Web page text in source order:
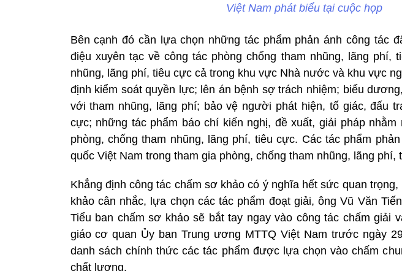
Việt Nam phát biểu tại cuộc họp
Bên cạnh đó cần lựa chọn những tác phẩm phản ánh công tác
điệu xuyên tạc về công tác phòng chống tham nhũng, lãng phí,
nhũng, lãng phí, tiêu cực cả trong khu vực Nhà nước và khu vực
định kiểm soát quyền lực; lên án bệnh sợ trách nhiệm; biểu
với tham nhũng, lãng phí; bảo vệ người phát hiện, tố giác, đấu
cực; những tác phẩm báo chí kiến nghị, đề xuất, giải pháp nhằm
phòng, chống tham nhũng, lãng phí, tiêu cực. Các tác phẩm
quốc Việt Nam trong tham gia phòng, chống tham nhũng, lãng phí,
Khẳng định công tác chấm sơ khảo có ý nghĩa hết sức quan
khảo cân nhắc, lựa chọn các tác phẩm đoạt giải, ông Vũ Văn
Tiểu ban chấm sơ khảo sẽ bắt tay ngay vào công tác chấm giải
giáo cơ quan Ủy ban Trung ương MTTQ Việt Nam trước ngày
danh sách chính thức các tác phẩm được lựa chọn vào chấm
chất lượng.